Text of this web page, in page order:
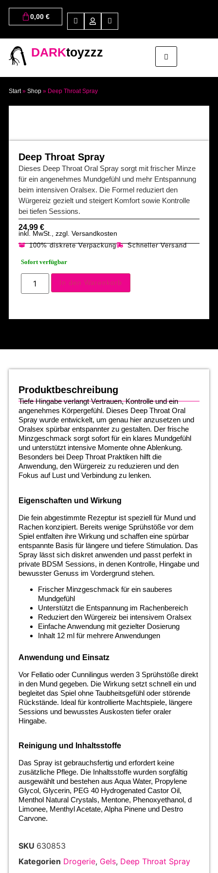
0,00 €
DARKtoyzzz
Start» Shop» Deep Throat Spray
Deep Throat Spray
Dieses Deep Throat Oral Spray sorgt mit frischer Minze
für ein angenehmes Mundgefühl und mehr Entspannung
beim intensiven Oralsex. Die Formel reduziert den
Würgereiz gezielt und steigert Komfort sowie Kontrolle
bei tiefen Sessions.
24,99 €
inkl. MwSt., zzgl. Versandkosten
100% diskrete Verpackung Schneller Versand
Sofort verfügbar
In den Warenkorb
Produktbeschreibung
Tiefe Hingabe verlangt Vertrauen, Kontrolle und ein
angenehmes Körpergefühl. Dieses Deep Throat Oral
Spray wurde entwickelt, um genau hier anzusetzen und
Oralsex spürbar entspannter zu gestalten. Der frische
Minzgeschmack sorgt sofort für ein klares Mundgefühl
und unterstützt intensive Momente ohne Ablenkung.
Besonders bei Deep Throat Praktiken hilft die
Anwendung, den Würgereiz zu reduzieren und den
Fokus auf Lust und Verbindung zu lenken.
Eigenschaften und Wirkung
Die fein abgestimmte Rezeptur ist speziell für Mund und
Rachen konzipiert. Bereits wenige Sprühstöße vor dem
Spiel entfalten ihre Wirkung und schaffen eine spürbar
entspannte Basis für längere und tiefere Stimulation. Das
Spray lässt sich diskret anwenden und passt perfekt in
private BDSM Sessions, in denen Kontrolle, Hingabe und
bewusster Genuss im Vordergrund stehen.
Frischer Minzgeschmack für ein sauberes
Mundgefühl
Unterstützt die Entspannung im Rachenbereich
Reduziert den Würgereiz bei intensivem Oralsex
Einfache Anwendung mit gezielter Dosierung
Inhalt 12 ml für mehrere Anwendungen
Anwendung und Einsatz
Vor Fellatio oder Cunnilingus werden 3 Sprühstöße direkt
in den Mund gegeben. Die Wirkung setzt schnell ein und
begleitet das Spiel ohne Taubheitsgefühl oder störende
Rückstände. Ideal für kontrollierte Machtspiele, längere
Sessions und bewusstes Auskosten tiefer oraler
Hingabe.
Reinigung und Inhaltsstoffe
Das Spray ist gebrauchsfertig und erfordert keine
zusätzliche Pflege. Die Inhaltsstoffe wurden sorgfältig
ausgewählt und bestehen aus Aqua Water, Propylene
Glycol, Glycerin, PEG 40 Hydrogenated Castor Oil,
Menthol Natural Crystals, Mentone, Phenoxyethanol, d
Limonee, Menthyl Acetate, Alpha Pinene und Destro
Carvone.
SKU 630853
Kategorien Drogerie, Gels, Deep Throat Spray